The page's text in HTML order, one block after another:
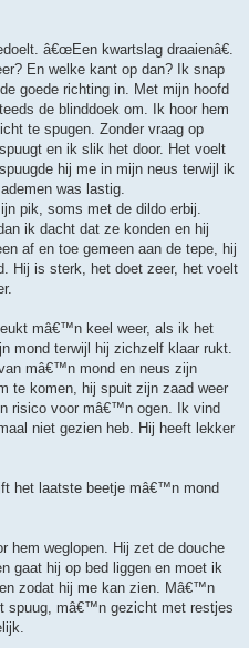
â€œEen kwartslag draaienâ€.
En welke kant op dan? Ik snap
goede richting in. Met mijn hoofd
de blinddoek om. Ik hoor hem
te spugen. Zonder vraag op
en ik slik het door. Het voelt
hij me in mijn neus terwijl ik
was lastig.
pik, soms met de dildo erbij.
ik dacht dat ze konden en hij
af en toe gemeen aan de tepe, hij
Hij is sterk, het doet zeer, het voelt
mâ€™n keel weer, als ik het
mond terwijl hij zichzelf klaar rukt.
mâ€™n mond en neus zijn
te komen, hij spuit zijn zaad weer
risico voor mâ€™n ogen. Ik vind
niet gezien heb. Hij heeft lekker
het laatste beetje mâ€™n mond
hem weglopen. Hij zet de douche
gaat hij op bed liggen en moet ik
zodat hij me kan zien. Mâ€™n
spuug, mâ€™n gezicht met restjes